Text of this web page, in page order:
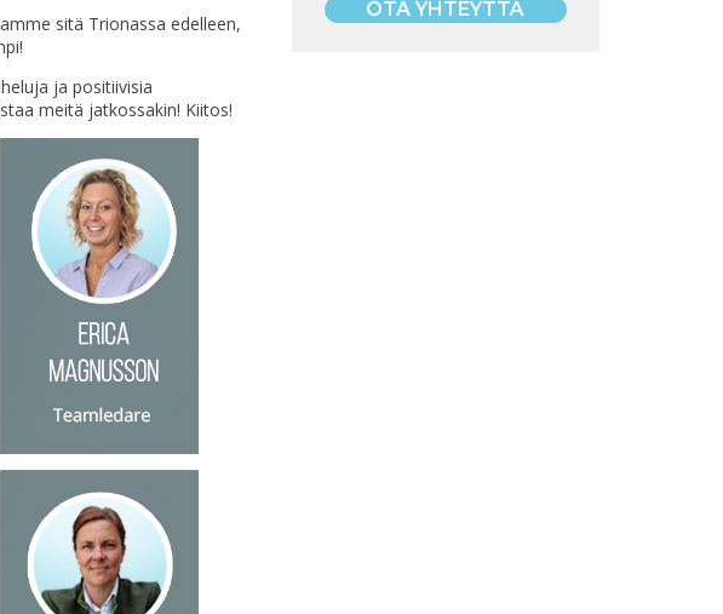
sitä Trionassa edelleen,
ja positiivisia
meitä jatkossakin! Kiitos!
OTA YHTEYTTÄ